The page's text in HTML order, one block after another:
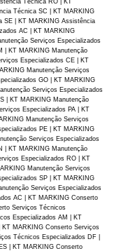
Técnica SC | KT MARKING
SE | KT MARKING Assistência
AC | KT MARKING
Serviços Especializados
| KT MARKING Manutenção
Especializados CE | KT
Manutenção Serviços
GO | KT MARKING
Serviços Especializados
| KT MARKING Manutenção
Especializados PA | KT
Manutenção Serviços
PE | KT MARKING
Serviços Especializados
| KT MARKING Manutenção
Especializados RO | KT
Manutenção Serviços
SP | KT MARKING
Serviços Especializados
AC | KT MARKING Conserto
Serviços Técnicos
Especializados AM | KT
MARKING Conserto Serviços
Técnicos Especializados DF |
| KT MARKING Conserto